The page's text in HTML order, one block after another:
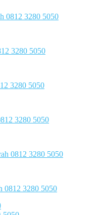
0812 3280 5050
3280 5050
3280 5050
3280 5050
0812 3280 5050
0812 3280 5050